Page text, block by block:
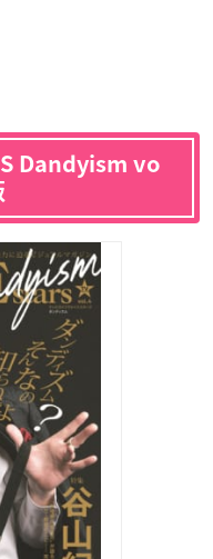
Dandyism vo